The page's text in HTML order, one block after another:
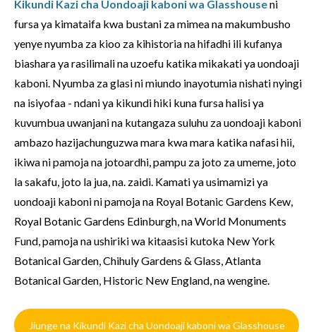
Kikundi Kazi cha Uondoaji kaboni wa Glasshouseni
fursa ya kimataifa kwa bustani za mimea na makumbusho
yenye nyumba za kioo za kihistoria na hifadhi ili kufanya
biashara ya rasilimali na uzoefu katika mikakati ya uondoaji
kaboni. Nyumba za glasi ni miundo inayotumia nishati nyingi
na isiyofaa - ndani ya kikundi hiki kuna fursa halisi ya
kuvumbua uwanjani na kutangaza suluhu za uondoaji kaboni
ambazo hazijachunguzwa mara kwa mara katika nafasi hii,
ikiwa ni pamoja na jotoardhi, pampu za joto za umeme, joto
la sakafu, joto la jua, na. zaidi. Kamati ya usimamizi ya
uondoaji kaboni ni pamoja na Royal Botanic Gardens Kew,
Royal Botanic Gardens Edinburgh, na World Monuments
Fund, pamoja na ushiriki wa kitaasisi kutoka New York
Botanical Garden, Chihuly Gardens & Glass, Atlanta
Botanical Garden, Historic New England, na wengine.
Jiunge na Kikundi Kazi cha Uondoaji kaboni wa Glasshouse